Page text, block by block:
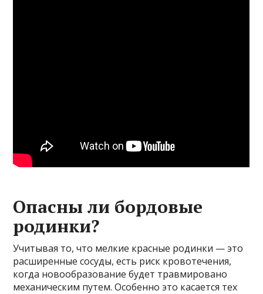
Опасны ли бордовые
родинки?
Учитывая то, что мелкие красные родинки — это
расширенные сосуды, есть риск кровотечения,
когда новообразование будет травмировано
механическим путем. Особенно это касается тех